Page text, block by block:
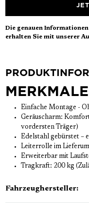
Die genauen
erhalten Sie mit unserer
MERKMALE
Einfache Montage -
Geräuscharm:
vordersten Träger)
Edelstahl gebürstet –
Leiterrolle im
Erweiterbar mit
Tragkraft: 200 kg
Fahrzeughersteller: